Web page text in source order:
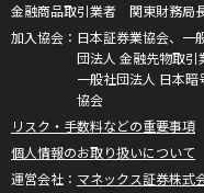
金融商品取引業者 関東財務局
日本証券業協会、一
団法人 金融先物取引
一般社団法人 日本
協会
リスク・手数料などの重要事項
個人情報のお取り扱いについて
マネックス証券株式